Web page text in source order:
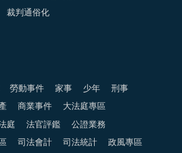
裁判通俗化
勞動事件 家事 少年 刑事
商業事件 大法庭專區
庭 法官評鑑 公證業務
司法會計 司法統計 政風專區